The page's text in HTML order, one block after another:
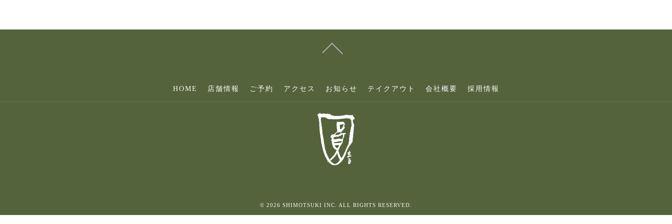
HOME 店舗情報 ご予約 アクセス お知らせ テイクアウト 会社概要 採用情報
© 2026 SHIMOTSUKI INC. ALL RIGHTS RESERVED.